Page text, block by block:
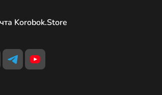
Korobok.Store